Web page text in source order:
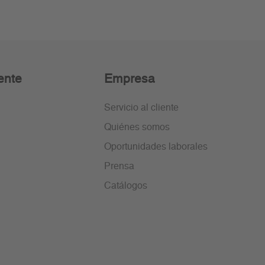
Empresa
Servicio al cliente
Quiénes somos
Oportunidades laborales
Prensa
Catálogos